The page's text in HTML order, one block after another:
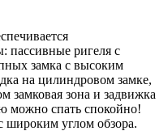
пассивные ригеля с
замка с высоким
на цилиндровом замке,
замковая зона и задвижка
можно спать спокойно!
широким углом обзора.